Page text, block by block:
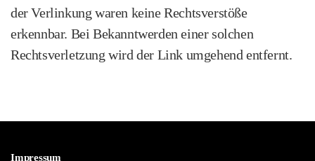
der Verlinkung waren keine Rechtsverstöße
erkennbar. Bei Bekanntwerden einer solchen
Rechtsverletzung wird der Link umgehend entfernt.
Impressum